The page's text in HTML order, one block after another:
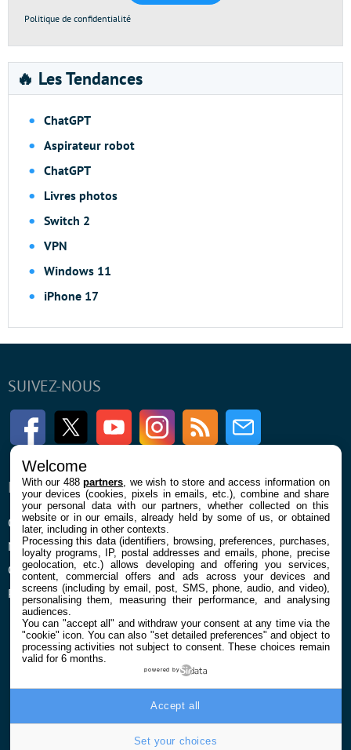
Politique de confidentialité
🔥 Les Tendances
ChatGPT
Aspirateur robot
ChatGPT
Livres photos
Switch 2
VPN
Windows 11
iPhone 17
SUIVEZ-NOUS
FacebookTwitter Youtube InstagramRSS Newsletter
ENTREPRISE
Qui sommes nous
Mentions légales et CGU
Confidentialité et Cookies
Préférences cookies
À PROPOS
La rédaction
Contact
Welcome
With our 488partners , we wish to store and access information on
your devices (cookies, pixels in emails, etc.), combine and share
your personal data with our partners, whether collected on this
website or in our emails, already held by some of us, or obtained
later, including in other contexts.
Processing this data (identifiers, browsing, preferences, purchases,
loyalty programs, IP, postal addresses and emails, phone, precise
geolocation, etc.) allows developing and offering you services,
content, commercial offers and ads across your devices and
screens (including by email, post, SMS, phone, audio, and video),
personalising them, measuring their performance, and analysing
audiences.
You can "accept all" and withdraw your consent at any time via the
"cookie" icon. You can also "set detailed preferences" and object to
processing activities not subject to consent. These choices remain
valid for 6 months.
powered by
Set your choices
Accept all